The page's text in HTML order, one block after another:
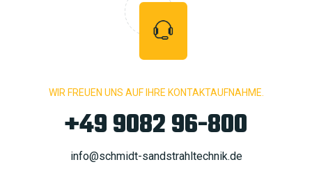
WIR FREUEN UNS AUF IHRE KONTAKTAUFNAHME.
+49 9082 96-800
info@schmidt-sandstrahltechnik.de